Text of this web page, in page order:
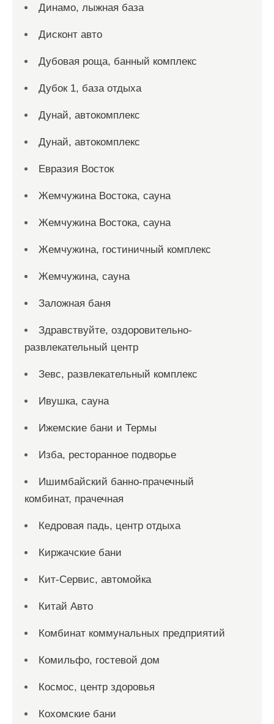
Динамо, лыжная база
Дисконт авто
Дубовая роща, банный комплекс
Дубок 1, база отдыха
Дунай, автокомплекс
Дунай, автокомплекс
Евразия Восток
Жемчужина Востока, сауна
Жемчужина Востока, сауна
Жемчужина, гостиничный комплекс
Жемчужина, сауна
Заложная баня
Здравствуйте, оздоровительно-
развлекательный центр
Зевс, развлекательный комплекс
Ивушка, сауна
Ижемские бани и Термы
Изба, ресторанное подворье
Ишимбайский банно-прачечный
комбинат, прачечная
Кедровая падь, центр отдыха
Киржачские бани
Кит-Сервис, автомойка
Китай Авто
Комбинат коммунальных предприятий
Комильфо, гостевой дом
Космос, центр здоровья
Кохомские бани